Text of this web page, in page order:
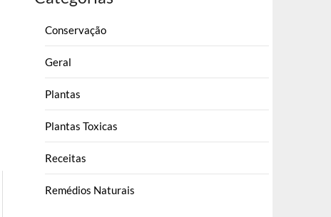
Conservação
Geral
Plantas
Plantas Toxicas
Receitas
Remédios Naturais